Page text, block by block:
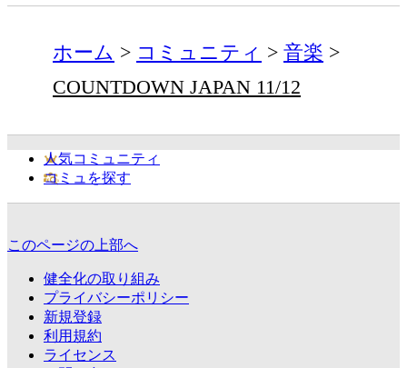
ホーム コミュニティ
音楽
COUNTDOWN JAPAN 11/12
人気コミュニティ
コミュを探す
このページの上部へ
健全化の取り組み
プライバシーポリシー
新規登録
利用規約
ライセンス